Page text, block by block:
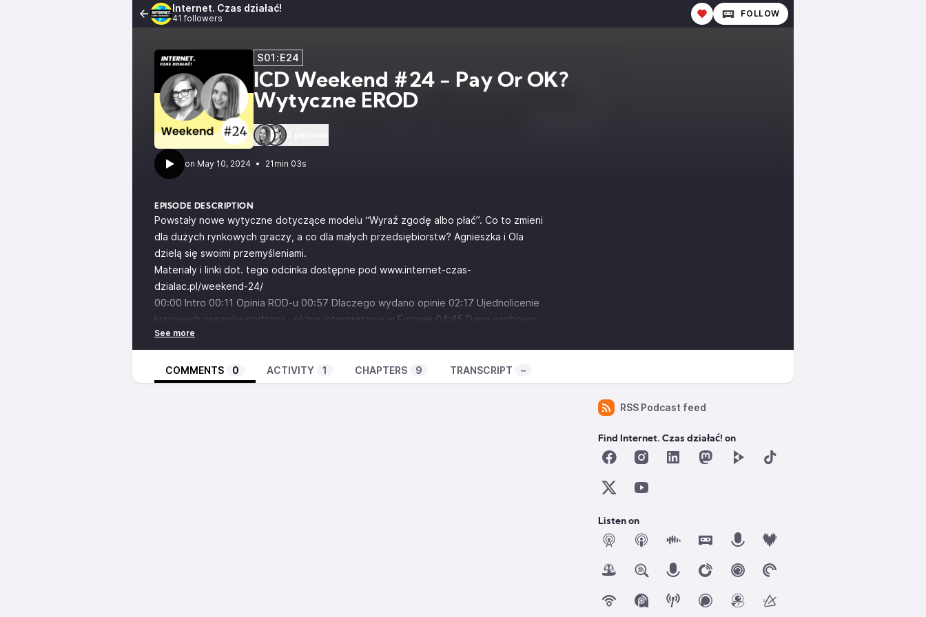
Internet. Czas działać!
41 followers FOLLOW
S01:E24
ICD Weekend #24 - Pay Or OK?
Wytyczne EROD
• 21min 03s
EPISODE DESCRIPTION
Powstały nowe wytyczne dotyczące modelu “Wyraź zgodę albo płać”. Co to zmieni
dla dużych rynkowych graczy, a co dla małych przedsiębiorstw? Agnieszka i Ola
dzielą się swoimi przemyśleniami.
Materiały i linki dot. tego odcinka dostępne pod www.internet-czas-
dzialac.pl/weekend-24/
00:00 Intro 00:11 Opinia ROD-u 00:57 Dlaczego wydano opinie 02:17 Ujednolicenie
krajowych organów nadzoru - różne interpretacje w Europie 04:45 Dane osobowe
nie są towarem 05:53 Zaplata lub zgoda na śledzenie 07:23 Duże platformy mają
więcej obowiązków 13:21 Prawo konkurencji, prawo ochrony konsumentów 16:26
Śledzenie mimo opłaty
💛 Wesprzyj fundacjęhttps://www.internet-czas-dzialac.pl/wsparcie-fundacji/
COMMENTS 0 ACTIVITY 1 CHAPTERS 9 TRANSCRIPT –
RSS Podcast feed
Find Internet. Czas działać! on
Listen on